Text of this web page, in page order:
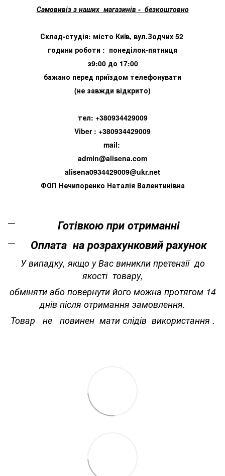
Самовивіз з наших магазинів - безкоштовно
Склад-студія: місто Київ, вул.Зодчих 52
години роботи : понеділок-пятниця
з9:00 до 17:00
бажано перед приїздом телефонувати
(не завжди відкрито)
тел: +380934429009
Viber : +380934429009
mail:
admin@alisena.com
alisena0934429009@ukr.net
ФОП Нечипоренко Наталія Валентинівна
Готівкою при отриманні
Оплата на розрахунковий рахунок
У випадку, якщо у Вас виникли претензії до
якості товару,
обміняти або повернути його можна протягом 14
днів після отримання замовлення.
Товар не повинен мати слідів використання .